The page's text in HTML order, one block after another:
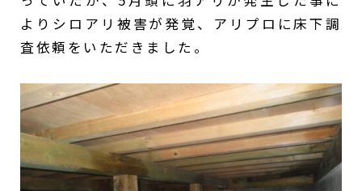
よりシロアリ被害が発覚、アリプロに床下調
査依頼をいただきました。